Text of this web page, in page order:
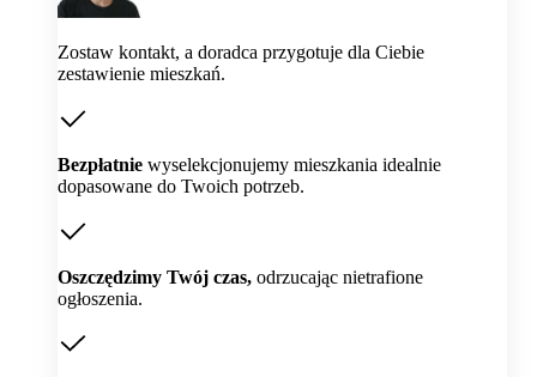
Zostaw kontakt, a doradca przygotuje dla Ciebie
zestawienie mieszkań.
Bezpłatnie wyselekcjonujemy mieszkania idealnie
dopasowane do Twoich potrzeb.
Oszczędzimy Twój czas, odrzucając nietrafione
ogłoszenia.